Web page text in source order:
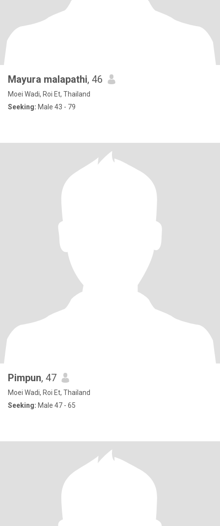
Mayura malapathi, 46
Moei Wadi, Roi Et, Thailand
Seeking: Male 43 - 79
Pimpun, 47
Moei Wadi, Roi Et, Thailand
Seeking: Male 47 - 65